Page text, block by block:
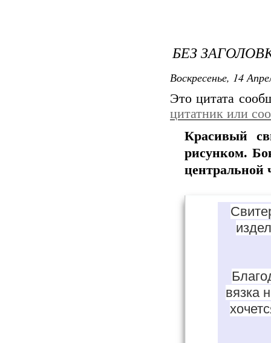
БЕЗ
Воскресенье, 14
Это цитата
цитатник или
Красивый
рисунком.
центральной
вязка